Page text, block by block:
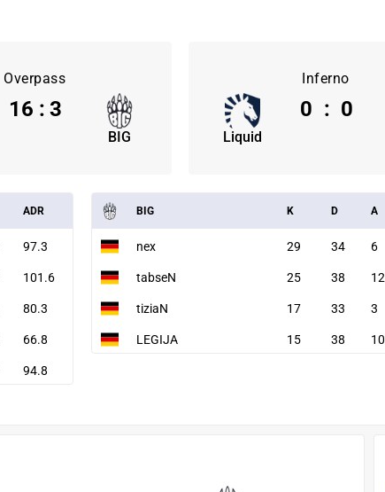
Overpass
BIG
16 : 3
Inferno
Liquid
0 : 0
ADR
97.3
101.6
80.3
66.8
94.8
BIG K D A
nex 29 34 6
tabseN 25 38 12
tiziaN 17 33 3
LEGIJA 15 38 10